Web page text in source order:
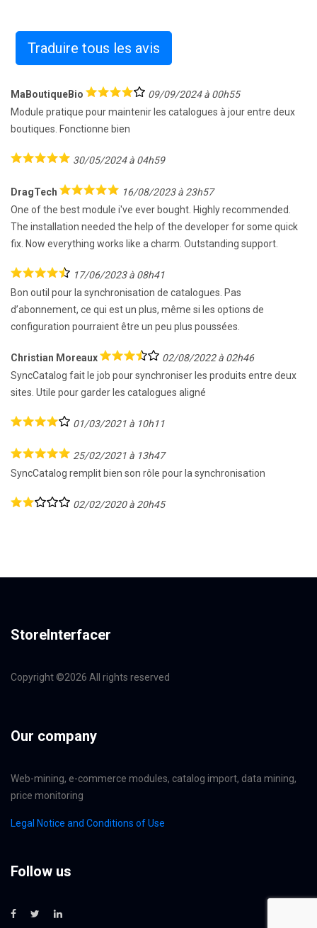
Traduire tous les avis
MaBoutiqueBio
09/09/2024 à 00h55
Module pratique pour maintenir les catalogues à jour entre deux
boutiques. Fonctionne bien
30/05/2024 à 04h59
DragTech
16/08/2023 à 23h57
One of the best module i've ever bought. Highly recommended.
The installation needed the help of the developer for some quick
fix. Now everything works like a charm. Outstanding support.
17/06/2023 à 08h41
Bon outil pour la synchronisation de catalogues. Pas
d’abonnement, ce qui est un plus, même si les options de
configuration pourraient être un peu plus poussées.
Christian Moreaux
02/08/2022 à 02h46
SyncCatalog fait le job pour synchroniser les produits entre deux
sites. Utile pour garder les catalogues aligné
01/03/2021 à 10h11
25/02/2021 à 13h47
SyncCatalog remplit bien son rôle pour la synchronisation
02/02/2020 à 20h45
StoreInterfacer
Copyright ©2026 All rights reserved
Our company
Web-mining, e-commerce modules, catalog import, data mining,
price monitoring
Legal Notice and Conditions of Use
Follow us